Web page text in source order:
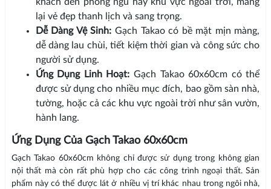
lại vẻ đẹp thanh lịch và sang trọng.
Dễ Dàng Vệ Sinh: Gạch Takao có bề mặt mịn màng,
dễ dàng lau chùi, tiết kiệm thời gian và công sức cho
người sử dụng.
Ứng Dụng Linh Hoạt: Gạch Takao 60x60cm có thể
được sử dụng cho nhiều mục đích, bao gồm sàn nhà,
tường, hoặc cả các khu vực ngoài trời như sân vườn,
hành lang.
Ứng Dụng Của Gạch Takao 60x60cm
Gạch Takao 60x60cm không chỉ được sử dụng trong không gian
nội thất mà còn rất phù hợp cho các công trình ngoại thất. Sản
phẩm này có thể được lát ở nhiều vị trí khác nhau trong ngôi nhà,